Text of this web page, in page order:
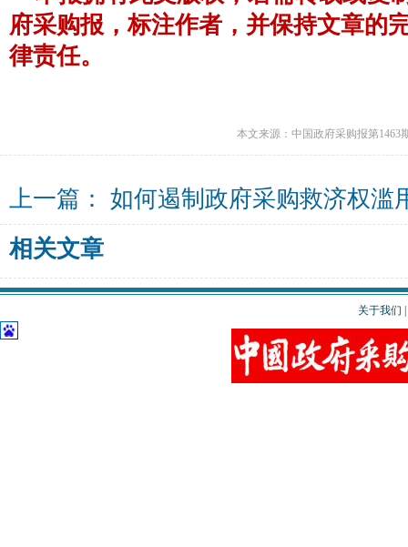
府采购报，标注作者，并保持文章的
律责任。
本文来源：中国政府采购报第1463
上一篇： 如何遏制政府采购救济权滥
相关文章
关于我们